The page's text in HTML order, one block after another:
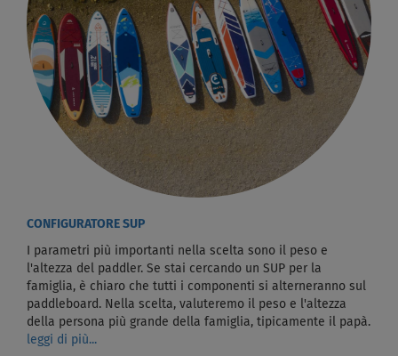
CONFIGURATORE SUP
I parametri più importanti nella scelta sono il peso e
l'altezza del paddler. Se stai cercando un SUP per la
famiglia, è chiaro che tutti i componenti si alterneranno sul
paddleboard. Nella scelta, valuteremo il peso e l'altezza
della persona più grande della famiglia, tipicamente il papà.
leggi di più...